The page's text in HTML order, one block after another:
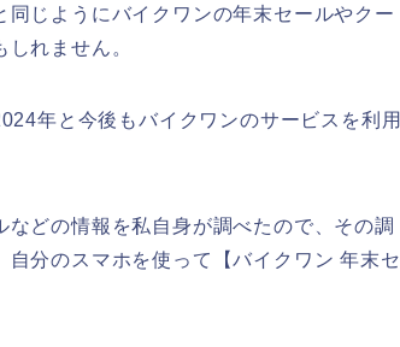
じようにバイクワンの年末セールやクー
れません。
年と今後もバイクワンのサービスを利用
どの情報を私自身が調べたので、その調
分のスマホを使って【バイクワン 年末セ